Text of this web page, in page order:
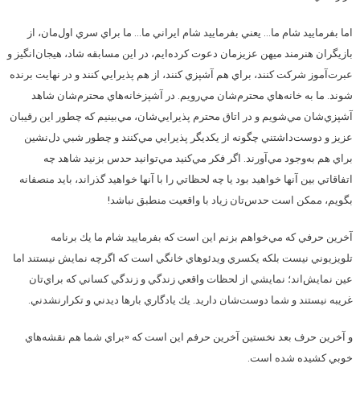
اما بفرماييد شام ما… يعني بفرماييد شام ايراني ما… ما براي سري اول‌مان، از
بازيگران هنرمند ميهن عزيزمان دعوت كرده‌ايم، در اين مسابقه‌ شاد، هيجان‌انگيز و
عبرت‌آموز شركت كنند، براي هم آشپزي كنند، از هم پذيرايي كنند و در نهايت برنده
شوند. ما به خانه‌هاي محترم‌شان مي‌رويم. در آشپزخانه‌هاي محترم‌شان شاهد
آشپزي‌شان مي‌شويم و در اتاق محترم پذيرايي‌شان، مي‌بينيم كه چطور اين رقيبان
عزيز و دوست‌داشتني چگونه از يكديگر پذيرايي مي‌كنند و چطور شبي دل‌نشين
براي هم به‌وجود مي‌آورند. اگر فكر مي‌كنيد مي‌توانيد حدس بزنيد شاهد چه
اتفاقاتي بين آنها خواهيد بود يا چه لحظاتي را با آنها خواهيد گذراند، بايد منصفانه
بگويم، ممكن است حدس‌تان زياد با واقعيت منطبق نباشد!
آخرين حرفي كه مي‌خواهم بزنم اين است كه بفرماييد شام ما يك برنامه
تلويزيوني نيست بلكه يكسري ويدئوهاي خانگي است كه اگرچه نمايش نيستند اما
عين نمايش‌اند؛ نمايشي از لحظات واقعي زندگي و زندگي كساني كه براي‌تان
غريبه نيستند و شما دوست‌شان داريد. يك يادگاري بارها ديدني و تكرارنشدني.
و آخرين حرف بعد نخستين آخرين حرفم اين است كه «براي شما هم نقشه‌هاي
خوبي كشيده شده است.